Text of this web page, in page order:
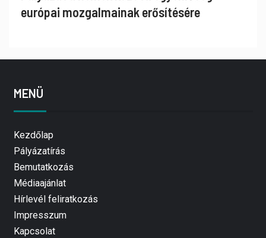
európai mozgalmainak erősítésére
MENÜ
Kezdőlap
Pályázatírás
Bemutatkozás
Médiaajánlat
Hírlevél feliratkozás
Impresszum
Kapcsolat